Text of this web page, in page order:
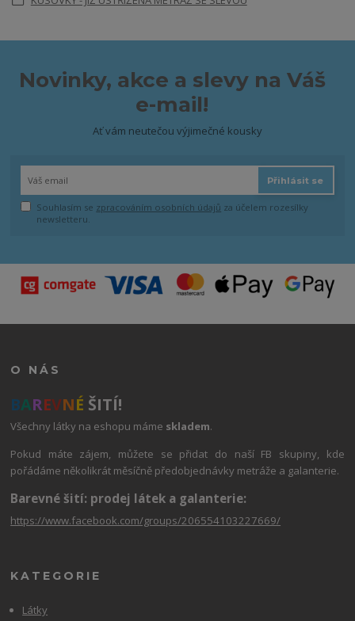
Novinky, akce a slevy na Váš
e-mail!
Ať vám neutečou výjimečné kousky
Přihlásit se
Souhlasím se zpracováním osobních údajů za účelem rozesílky
newsletteru.
O NÁS
BAREVNÉ ŠITÍ!
Všechny látky na eshopu máme skladem.
Pokud máte zájem, můžete se přidat do naší FB skupiny, kde
pořádáme několikrát měsíčně předobjednávky metráže a galanterie.
Barevné šití: prodej látek a galanterie:
https://www.facebook.com/groups/206554103227669/
KATEGORIE
Látky